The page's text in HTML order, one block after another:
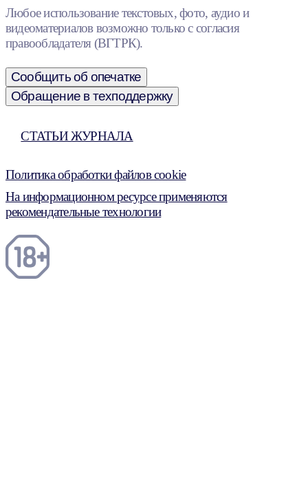
Любое использование текстовых, фото, аудио и
видеоматериалов возможно только с согласия
правообладателя (ВГТРК).
Сообщить об опечатке
Обращение в техподдержку
СТАТЬИ ЖУРНАЛА
Политика обработки файлов cookie
На информационном ресурсе применяются
рекомендательные технологии